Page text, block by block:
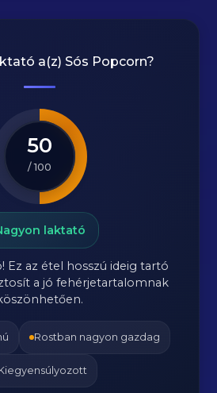
a(z) Sós Popcorn?
50
/ 100
laktató
Ez az étel hosszú ideig tartó
a jó fehérjetartalomnak
Rostban nagyon gazdag